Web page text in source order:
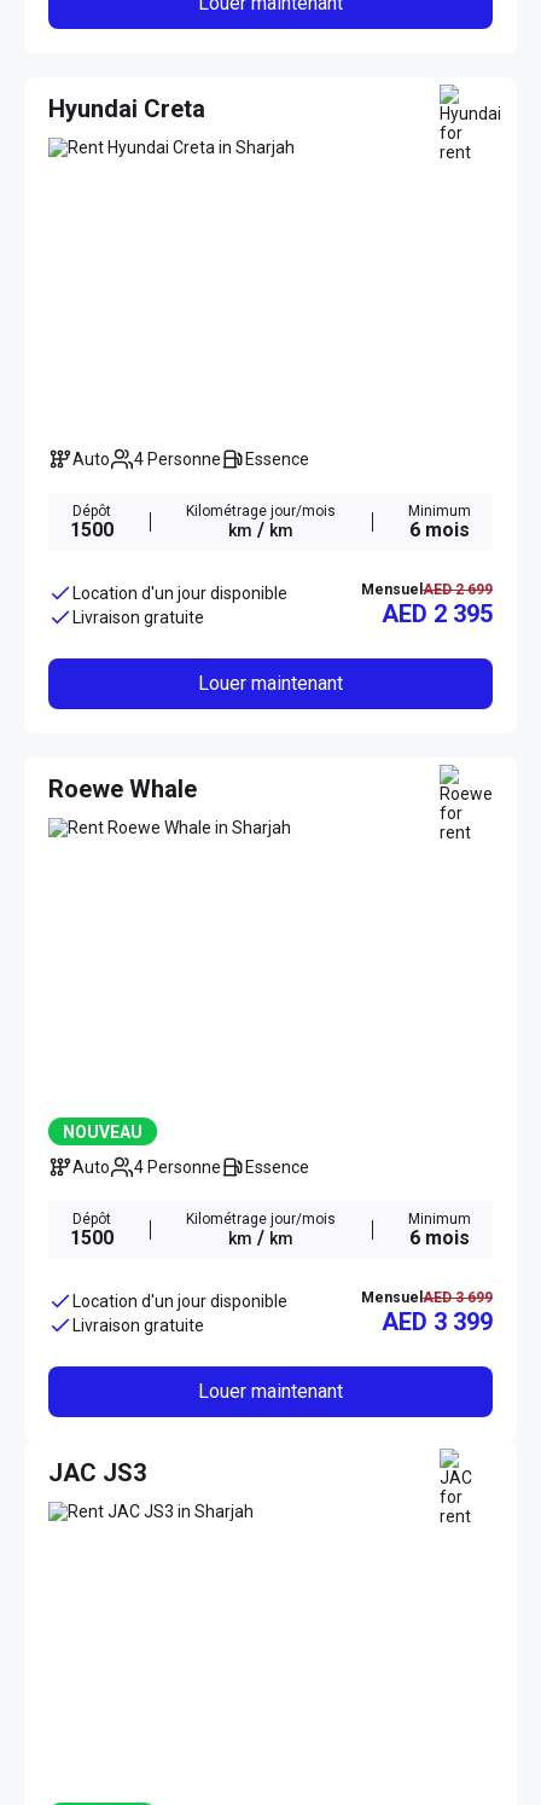
Hyundai Creta
Auto 4 Personne Essence
Dépôt
1500
Kilométrage jour/mois
km / km
Minimum
6 mois
Location d'un jour disponible
Livraison gratuite
Mensuel AED 2 699
AED 2 395
Louer maintenant
Roewe Whale
NOUVEAU
Auto
4 Personne Essence
Dépôt
1500
Kilométrage jour/mois
km / km
Minimum
6 mois
Location d'un jour disponible
Livraison gratuite
Mensuel AED 3 699
AED 3 399
Louer maintenant
JAC JS3